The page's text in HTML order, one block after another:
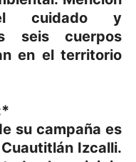
cuidado y
seis cuerpos
en el territorio
su campaña es
Izcalli.